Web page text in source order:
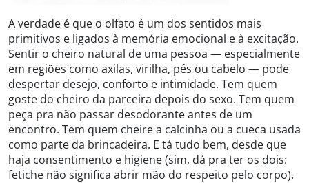
A verdade é que o olfato é um dos sentidos mais
primitivos e ligados à memória emocional e à excitação.
Sentir o cheiro natural de uma pessoa — especialmente
em regiões como axilas, virilha, pés ou cabelo — pode
despertar desejo, conforto e intimidade. Tem quem
goste do cheiro da parceira depois do sexo. Tem quem
peça pra não passar desodorante antes de um
encontro. Tem quem cheire a calcinha ou a cueca usada
como parte da brincadeira. E tá tudo bem, desde que
haja consentimento e higiene (sim, dá pra ter os dois:
fetiche não significa abrir mão do respeito pelo corpo).